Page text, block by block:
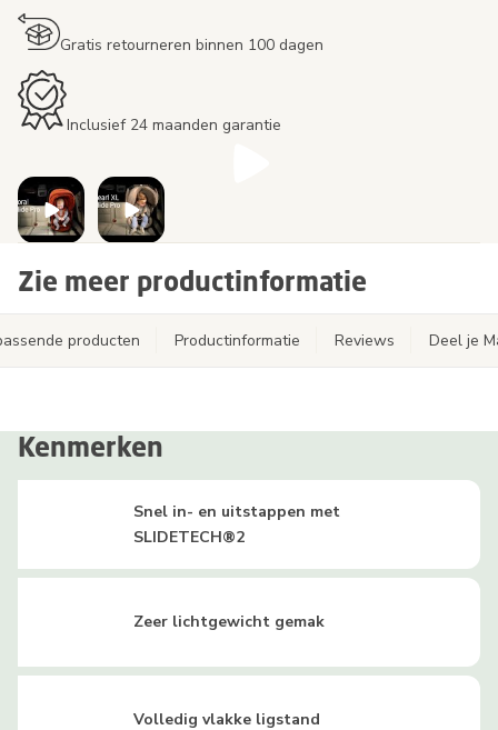
Gratis retourneren binnen 100 dagen
Inclusief 24 maanden garantie
Zie meer productinformatie
producten Productinformatie Reviews Deel je
Kenmerken
Snel in- en uitstappen met
SLIDETECH®2
Zeer lichtgewicht gemak
Volledig vlakke ligstand